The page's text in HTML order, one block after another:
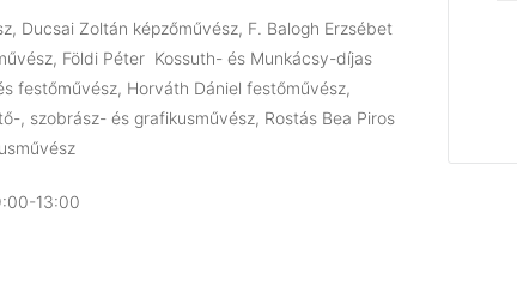
Ducsai Zoltán képzőművész, F. Balogh Erzsébet
Földi Péter Kossuth- és Munkácsy-díjas
festőművész, Horváth Dániel festőművész,
, szobrász- és grafikusművész, Rostás Bea Piros
13:00